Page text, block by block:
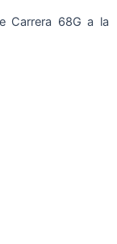
Carrera 68G a la